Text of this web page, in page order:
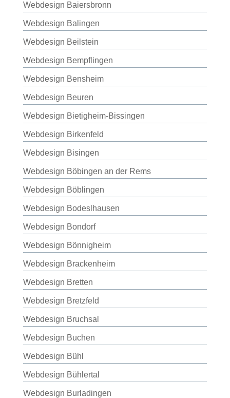
Webdesign Baiersbronn
Webdesign Balingen
Webdesign Beilstein
Webdesign Bempflingen
Webdesign Bensheim
Webdesign Beuren
Webdesign Bietigheim-Bissingen
Webdesign Birkenfeld
Webdesign Bisingen
Webdesign Böbingen an der Rems
Webdesign Böblingen
Webdesign Bodeslhausen
Webdesign Bondorf
Webdesign Bönnigheim
Webdesign Brackenheim
Webdesign Bretten
Webdesign Bretzfeld
Webdesign Bruchsal
Webdesign Buchen
Webdesign Bühl
Webdesign Bühlertal
Webdesign Burladingen